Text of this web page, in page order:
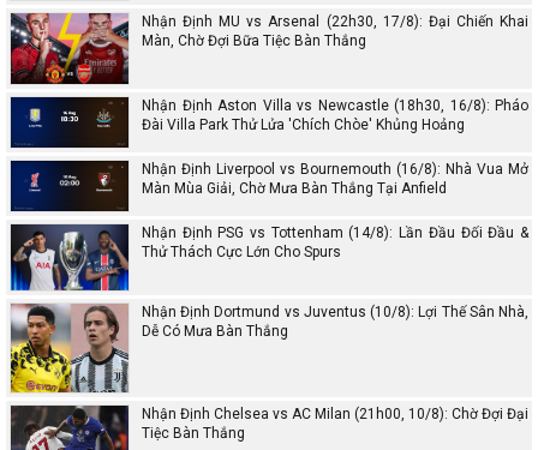
Nhận Định MU vs Arsenal (22h30, 17/8): Đại Chiến Khai
Màn, Chờ Đợi Bữa Tiệc Bàn Thắng
Nhận Định Aston Villa vs Newcastle (18h30, 16/8): Pháo
Đài Villa Park Thử Lửa 'Chích Chòe' Khủng Hoảng
Nhận Định Liverpool vs Bournemouth (16/8): Nhà Vua Mở
Màn Mùa Giải, Chờ Mưa Bàn Thắng Tại Anfield
Nhận Định PSG vs Tottenham (14/8): Lần Đầu Đối Đầu &
Thử Thách Cực Lớn Cho Spurs
Nhận Định Dortmund vs Juventus (10/8): Lợi Thế Sân Nhà,
Dễ Có Mưa Bàn Thắng
Nhận Định Chelsea vs AC Milan (21h00, 10/8): Chờ Đợi Đại
Tiệc Bàn Thắng